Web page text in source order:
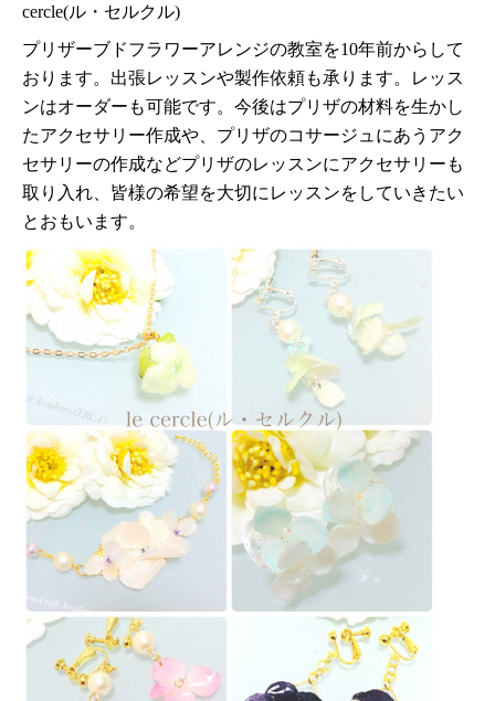
cercle(ル・セルクル)
プリザーブドフラワーアレンジの教室を10年前からして
おります。出張レッスンや製作依頼も承ります。レッス
ンはオーダーも可能です。 今後はプリザの材料を生かし
たアクセサリー作成や、プリザのコサージュにあうアク
セサリーの作成などプリザのレッスンにアクセサリーも
取り入れ、 皆様の希望を大切にレッスンをしていきたい
とおもいます。